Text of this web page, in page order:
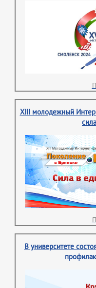
XIII молодежный
В университете